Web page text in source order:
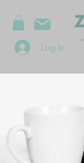
Log In